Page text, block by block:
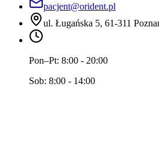
pacjent@orident.pl
ul. Ługańska 5, 61-311
Pon–Pt: 8:00 - 20:00
Sob: 8:00 - 14:00